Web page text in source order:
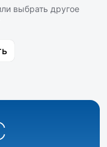
выбрать другое